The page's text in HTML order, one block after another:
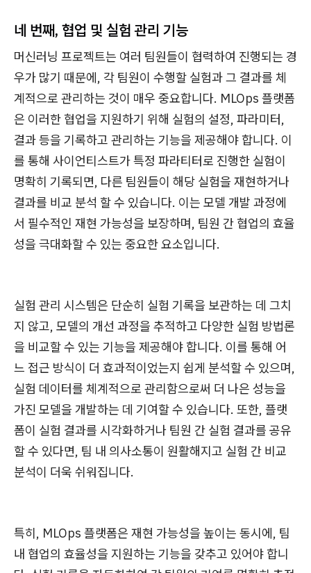
네 번째, 협업 및 실험 관리 기능
머신러닝 프로젝트는 여러 팀원들이 협력하여 진행되는 경
우가 많기 때문에, 각 팀원이 수행할 실험과 그 결과를 체
계적으로 관리하는 것이 매우 중요합니다. MLOps 플랫폼
은 이러한 협업을 지원하기 위해 실험의 설정, 파라미터,
결과 등을 기록하고 관리하는 기능을 제공해야 합니다. 이
를 통해 사이언티스트가 특정 파라티터로 진행한 실험이
명확히 기록되면, 다른 팀원들이 해당 실험을 재현하거나
결과를 비교 분석 할 수 있습니다. 이는 모델 개발 과정에
서 필수적인 재현 가능성을 보장하며, 팀원 간 협업의 효율
성을 극대화할 수 있는 중요한 요소입니다.
실험 관리 시스템은 단순히 실험 기록을 보관하는 데 그치
지 않고, 모델의 개선 과정을 추적하고 다양한 실험 방법론
을 비교할 수 있는 기능을 제공해야 합니다. 이를 통해 어
느 접근 방식이 더 효과적이었는지 쉽게 분석할 수 있으며,
실험 데이터를 체계적으로 관리함으로써 더 나은 성능을
가진 모델을 개발하는 데 기여할 수 있습니다. 또한, 플랫
폼이 실험 결과를 시각화하거나 팀원 간 실험 결과를 공유
할 수 있다면, 팀 내 의사소통이 원활해지고 실험 간 비교
분석이 더욱 쉬워집니다.
특히, MLOps 플랫폼은 재현 가능성을 높이는 동시에, 팀
내 협업의 효율성을 지원하는 기능을 갖추고 있어야 합니